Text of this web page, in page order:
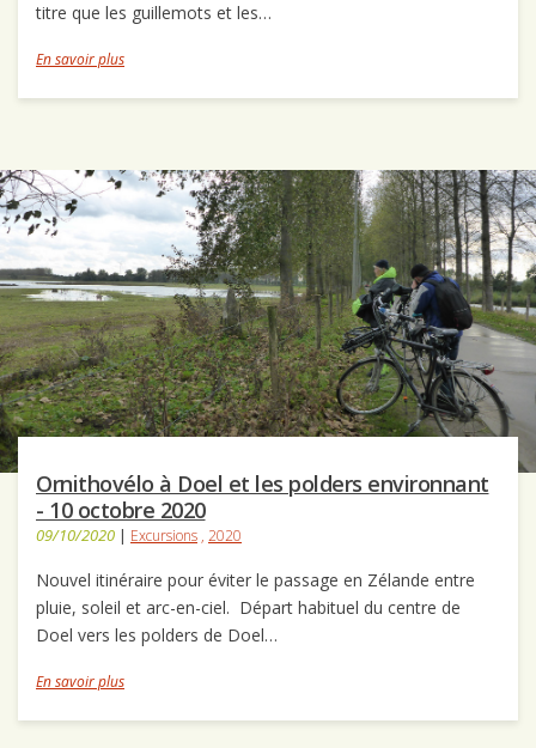
titre que les guillemots et les…
En savoir plus
Ornithovélo à Doel et les polders environnant
- 10 octobre 2020
09/10/2020 | Excursions , 2020
Nouvel itinéraire pour éviter le passage en Zélande entre
pluie, soleil et arc-en-ciel. Départ habituel du centre de
Doel vers les polders de Doel…
En savoir plus